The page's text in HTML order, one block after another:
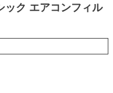
ック エアコンフィル